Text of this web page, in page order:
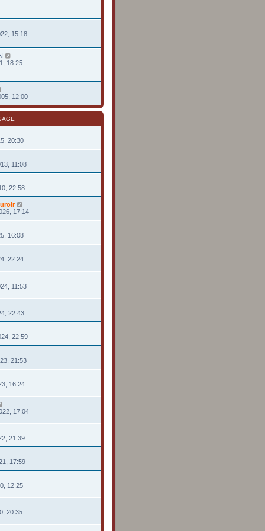
15:18
18:25
12:00
20:30
11:08
22:58
17:14
16:08
22:24
11:53
22:43
22:59
21:53
16:24
17:04
21:39
17:59
12:25
20:35